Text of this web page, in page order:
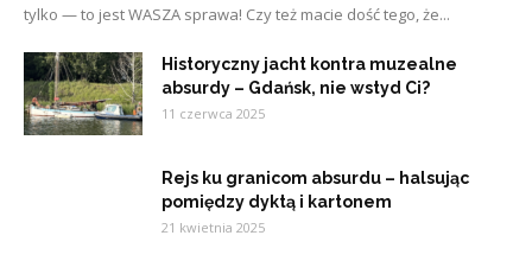
tylko — to jest WASZA sprawa! Czy też macie dość tego, że...
Historyczny jacht kontra muzealne
absurdy – Gdańsk, nie wstyd Ci?
11 czerwca 2025
Rejs ku granicom absurdu – halsując
pomiędzy dyktą i kartonem
21 kwietnia 2025